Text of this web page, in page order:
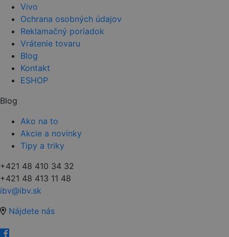
Vivo
Ochrana osobných údajov
Reklamačný poriadok
Vrátenie tovaru
Blog
Kontakt
ESHOP
Blog
Ako na to
Akcie a novinky
Tipy a triky
+421 48 410 34 32
+421 48 413 11 48
ibv@ibv.sk
Nájdete nás